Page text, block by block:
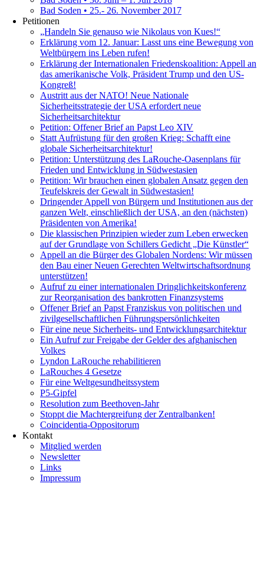
Bad Soden • 25.- 26. November 2017
Petitionen
„Handeln Sie genauso wie Nikolaus von Kues!“
Erklärung vom 12. Januar: Lasst uns eine Bewegung von
Weltbürgern ins Leben rufen!
Erklärung der Internationalen Friedenskoalition: Appell an
das amerikanische Volk, Präsident Trump und den US-
Kongreß!
Austritt aus der NATO! Neue Nationale
Sicherheitsstrategie der USA erfordert neue
Sicherheitsarchitektur
Petition: Offener Brief an Papst Leo XIV
Statt Aufrüstung für den großen Krieg: Schafft eine
globale Sicherheitsarchitektur!
Petition: Unterstützung des LaRouche-Oasenplans für
Frieden und Entwicklung in Südwestasien
Petition: Wir brauchen einen globalen Ansatz gegen den
Teufelskreis der Gewalt in Südwestasien!
Dringender Appell von Bürgern und Institutionen aus der
ganzen Welt, einschließlich der USA, an den (nächsten)
Präsidenten von Amerika!
Die klassischen Prinzipien wieder zum Leben erwecken
auf der Grundlage von Schillers Gedicht „Die Künstler“
Appell an die Bürger des Globalen Nordens: Wir müssen
den Bau einer Neuen Gerechten Weltwirtschaftsordnung
unterstützen!
Aufruf zu einer internationalen Dringlichkeitskonferenz
zur Reorganisation des bankrotten Finanzsystems
Offener Brief an Papst Franziskus von politischen und
zivilgesellschaftlichen Führungspersönlichkeiten
Für eine neue Sicherheits- und Entwicklungsarchitektur
Ein Aufruf zur Freigabe der Gelder des afghanischen
Volkes
Lyndon LaRouche rehabilitieren
LaRouches 4 Gesetze
Für eine Weltgesundheitssystem
P5-Gipfel
Resolution zum Beethoven-Jahr
Stoppt die Machtergreifung der Zentralbanken!
Coincidentia-Oppositorum
Kontakt
Mitglied werden
Newsletter
Links
Impressum